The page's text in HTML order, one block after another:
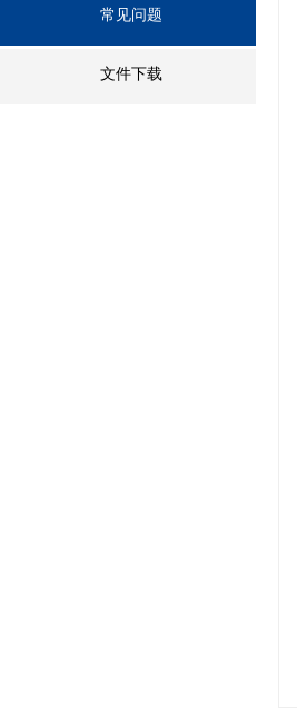
常见问题
文件下载